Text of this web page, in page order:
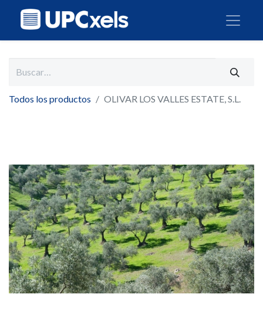
Todos los productos OLIVAR LOS VALLES ESTATE, S.L.